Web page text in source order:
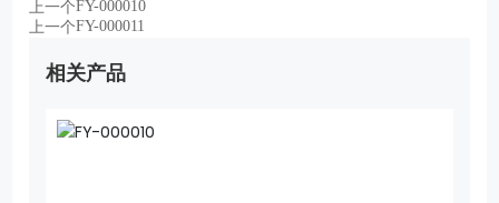
上一个FY-000010
上一个FY-000011
相关产品